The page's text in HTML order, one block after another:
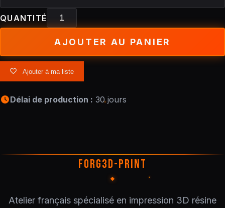
QUANTITÉ
AJOUTER AU PANIER
Ajouter à ma liste
Délai de production : 30 jours
FORG3D-PRINT
Atelier français spécialisé en impression 3D résine